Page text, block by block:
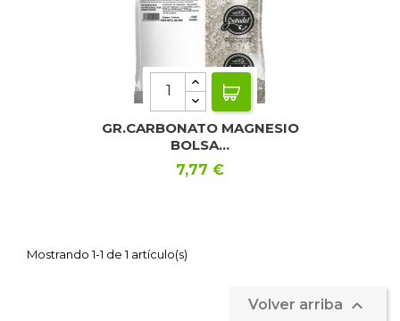
GR.CARBONATO MAGNESIO
BOLSA...
Precio
7,77 €
Mostrando 1-1 de 1 artículo(s)
Volver arriba 